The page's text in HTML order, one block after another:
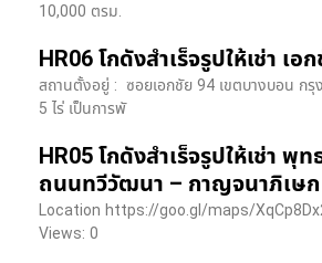
10,000 ตรม.
HR06 โกดังสำเร็จรูปให้เช่า เ
สถานตั้งอยู่ : ซอยเอกชัย 94 เขตบางบอน ก
5 ไร่ เป็นการพั
HR05 โกดังสำเร็จรูปให้เช่า
ถนนทวีวัฒนา – กาญจนาภิเษก
Location https://goo.gl/maps/
Views: 0